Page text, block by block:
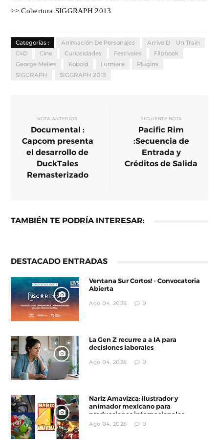
>>Cobertura SIGGRAPH 2013
Categorías : Animación De Personajes
Arrive D´un Train
C4D
Cine Curiosidades Festivales
Flipbook
George Melies
Kobold Lumiere
Plugins
SIGGRAPH
SIGGRAPH 2013
NOTA ANTERIOR
Documental :
Capcom presenta
el desarrollo de
DuckTales
Remasterizado
SIGUIENTE NOTA
Pacific Rim
:Secuencia de
Entrada y
Créditos de Salida
TAMBIÉN TE PODRÍA INTERESAR:
DESTACADO ENTRADAS
Ventana Sur Cortos! - Convocatoria
Abierta
Ago 04, 2026 0
La Gen Z recurre a a IA para
decisiones laborales
Ago 04, 2026 0
Nariz Amavizca: ilustrador y
animador mexicano para
producciones internacionales
Ago 04, 2026 0